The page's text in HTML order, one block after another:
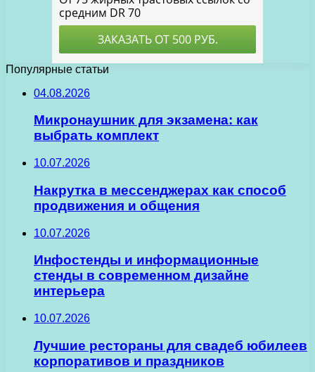
Популярные статьи
04.08.2026
Микронаушник для экзамена: как
выбрать комплект
10.07.2026
Накрутка в мессенджерах как способ
продвижения и общения
10.07.2026
Инфостенды и информационные
стенды в современном дизайне
интерьера
10.07.2026
Лучшие рестораны для свадеб юбилеев
корпоративов и праздников